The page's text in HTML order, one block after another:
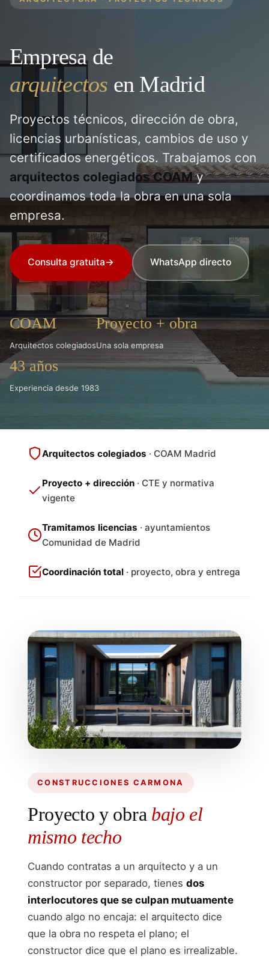
Empresa de
arquitectos en Madrid
Proyectos técnicos, dirección de obra,
licencias urbanísticas, cambios de uso y
certificados energéticos. Trabajamos con
arquitectos colegiados COAMy
coordinamos toda la obra en una sola
empresa.
Consulta gratuita→ WhatsApp directo
COAM
Arquitectos colegiados
Proyecto + obra
Una sola empresa
43 años
Experiencia desde 1983
Arquitectos colegiados · COAM Madrid
Proyecto + dirección · CTE y normativa
vigente
Tramitamos licencias · ayuntamientos
Comunidad de Madrid
Coordinación total · proyecto, obra y entrega
CONSTRUCCIONES CARMONA
Proyecto y obra bajo el
mismo techo
Cuando contratas a un arquitecto y a un
constructor por separado, tienes dos
interlocutores que se culpan mutuamente
cuando algo no encaja: el arquitecto dice
que la obra no respeta el plano; el
constructor dice que el plano es irrealizable.